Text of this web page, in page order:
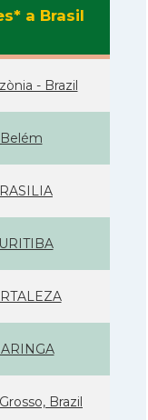
a Brasil
- Brazil
Brazil